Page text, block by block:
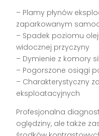
– Plamy płynów
zaparkowanym
– Spadek poziomu
widocznej przyczyny
– Dymienie z komory
– Pogorszone osiągi
– Charakterystyczny
eksploatacyjnych
Profesjonalna
oględziny, ale także